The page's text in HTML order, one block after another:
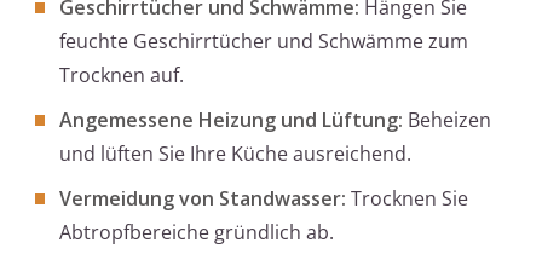
Geschirrtücher und Schwämme: Hängen Sie
feuchte Geschirrtücher und Schwämme zum
Trocknen auf.
Angemessene Heizung und Lüftung: Beheizen
und lüften Sie Ihre Küche ausreichend.
Vermeidung von Standwasser: Trocknen Sie
Abtropfbereiche gründlich ab.